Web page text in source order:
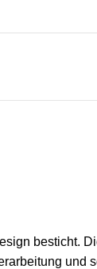
besticht.
und